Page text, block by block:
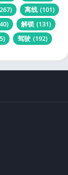
离线 (101)
解锁 (131)
驾驶 (192)